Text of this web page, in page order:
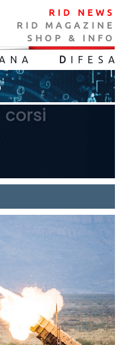
RID NEWS
RID MAGAZINE
SHOP & INFO
D IFES A